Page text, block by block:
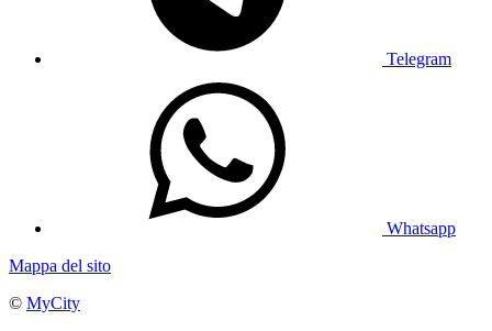
Telegram
Whatsapp
Mappa del sito
© MyCity